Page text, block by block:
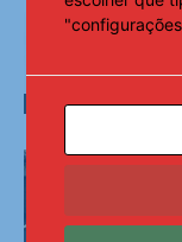
Municípios